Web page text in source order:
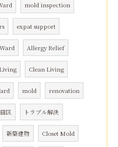
mold inspection
expat support
Allergy Relief
Clean Living
mold renovation
区 トラブル解決
新築建物 Closet Mold